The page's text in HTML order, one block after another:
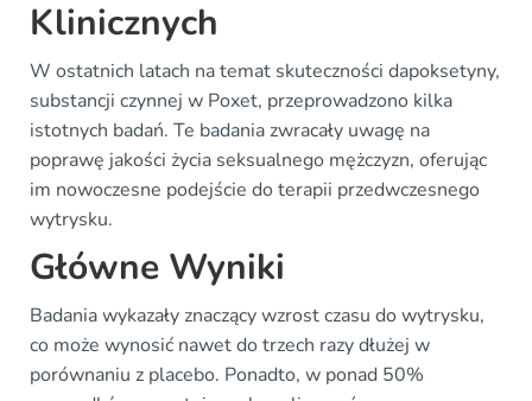
Klinicznych
W ostatnich latach na temat skuteczności dapoksetyny,
substancji czynnej w Poxet, przeprowadzono kilka
istotnych badań. Te badania zwracały uwagę na
poprawę jakości życia seksualnego mężczyzn, oferując
im nowoczesne podejście do terapii przedwczesnego
wytrysku.
Główne Wyniki
Badania wykazały znaczący wzrost czasu do wytrysku,
co może wynosić nawet do trzech razy dłużej w
porównaniu z placebo. Ponadto, w ponad 50%